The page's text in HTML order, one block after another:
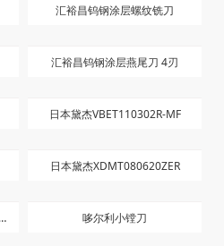
汇裕昌钨钢涂层螺纹铣刀
汇裕昌钨钢涂层燕尾刀 4刃
日本黛杰VBET110302R-MF
日本黛杰XDMT080620ZER
哆尔利小镗刀